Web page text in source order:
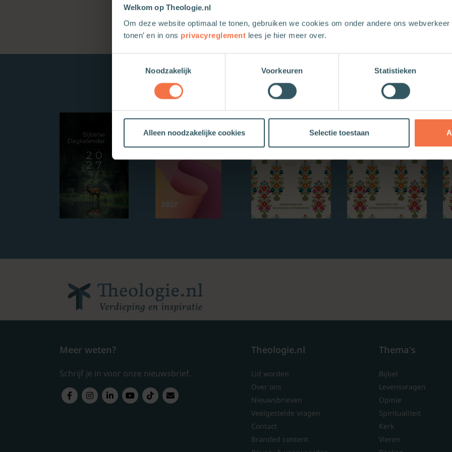
Welkom op Theologie.nl
Om deze website optimaal te tonen, gebruiken we cookies om onder andere ons webverkeer
tonen’ en in ons privacyreglement lees je hier meer over.
Noodzakelijk
Voorkeuren Statistieken
Alleen noodzakelijke cookies Selectie toestaan
Nieuwe boeken
Meer weten?
Schrijf je in voor onze nieuwsbrief.
Theologie.nl
Lid worden
Over ons
Nieuwsbrieven
Veelgestelde vragen
Contact
Branded content
Thema's
Bijbel
Levensvragen
Opinie
Spiritualiteit
Kerk
Vieren